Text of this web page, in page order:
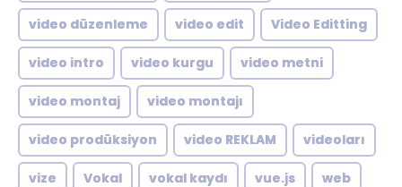
video düzenleme video edit Video Editting
video intro video kurgu video metni
video montaj video montajı
video prodüksiyon video REKLAM videoları
vize Vokal vokal kaydı vue.js web